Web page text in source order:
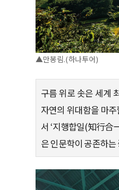
▲만봉림.(하나투어)
구름 위로 솟은 세계
자연의 위대함을 마
서 ‘지행합일(知行合
은 인문학이 공존하